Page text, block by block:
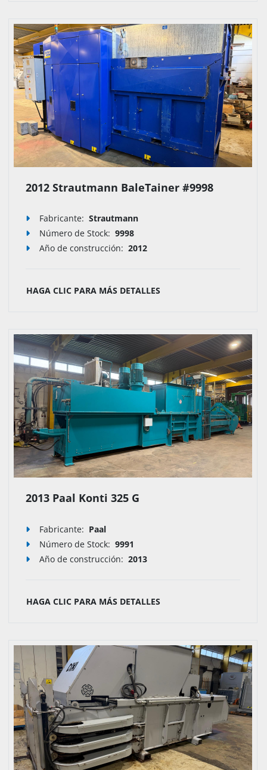
2012 Strautmann BaleTainer #9998
Fabricante: Strautmann
Número de Stock: 9998
Año de construcción: 2012
HAGA CLIC PARA MÁS DETALLES
2013 Paal Konti 325 G
Fabricante: Paal
Número de Stock: 9991
Año de construcción: 2013
HAGA CLIC PARA MÁS DETALLES